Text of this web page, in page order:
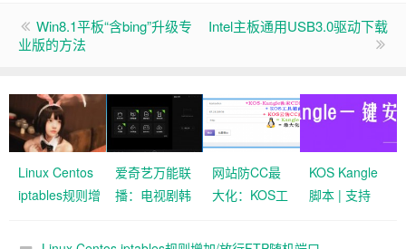
Win8.1平板“含bing”升级专
业版的方法
Intel主板通用USB3.0驱动下载
Linux Centos
iptables规则增
端口，
爱奇艺万能联
播：电视剧韩
“版权原因无
网站防CC最
大化：KOS工
+KOS云防
KOS Kangle
脚本 | 支持